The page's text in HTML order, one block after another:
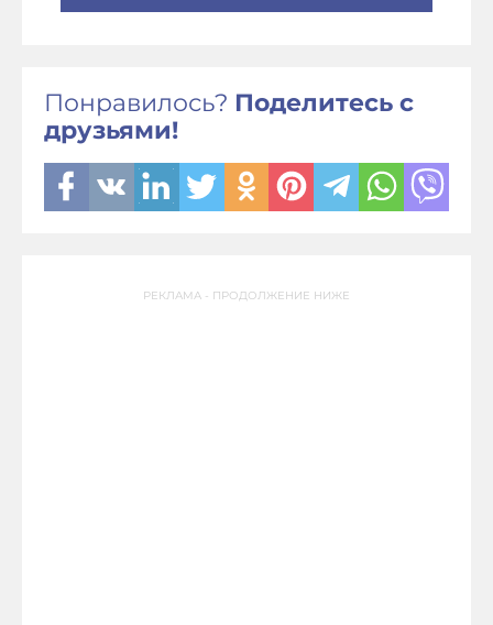
Понравилось? Поделитесь с
друзьями!
РЕКЛАМА - ПРОДОЛЖЕНИЕ НИЖЕ